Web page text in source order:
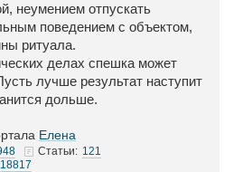
неумением отпускать
поведением с объектом,
ритуала.
делах спешка может
лучше результат наступит
дольше.
Елена
Статьи: 121